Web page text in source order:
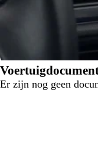
Er zijn nog geen